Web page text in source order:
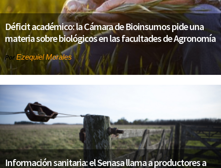
Déficit académico: la Cámara de Bioinsumos pide una
materia sobre biológicos en las facultades de Agronomía
Por Ezequiel Morales
Información sanitaria: el Senasa llama a productores a